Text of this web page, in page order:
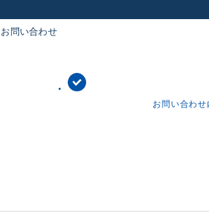
お問い合わせ
お問い合わ